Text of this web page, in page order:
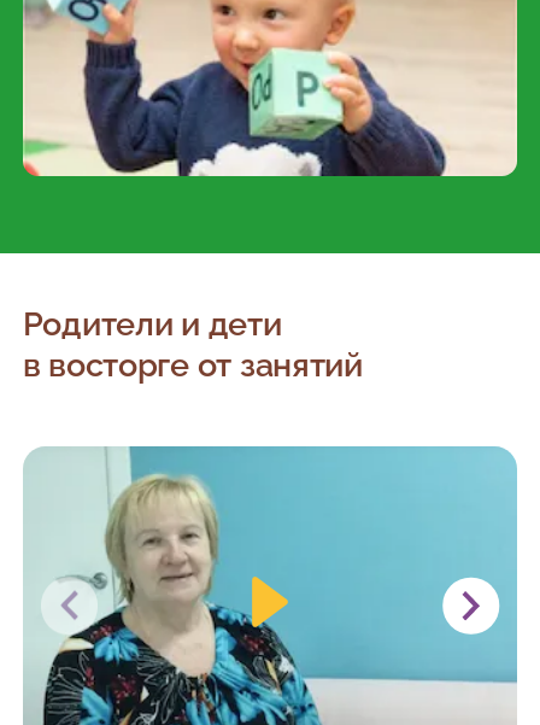
Родители и дети
в восторге от занятий